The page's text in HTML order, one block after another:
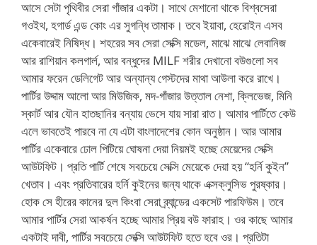
আসে সেটা পৃথিবীর সেরা গাঁজার একটা। সাথে মেশানো থাকে বিশ্বসেরা
গওইথ, হগার্ড এন্ড কোং এর সুগন্ধি তামাক। তবে ইয়াবা, হেরোইন এসব
একেবারেই নিষিদ্ধ। শহরের সব সেরা সেক্সি মডেল, মাঝে মাঝে লেবানিজ
আর রাশিয়ান কলগার্ল, আর বন্ধুদের MILF শরীর দেখানো বউগুলো সব
আমার ফরেন ডেলিগেট আর অন্যান্য গেস্টদের মাথা আউলা করে রাখে।
পার্টির উদ্দাম আলো আর মিউজিক, মদ-গাঁজার উত্তাল নেশা, ক্লিভেজ, মিনি
স্কার্ট আর যৌন হাতছানির বন্যায় ভেসে যায় সারা রাত। আমার পার্টিতে কেউ
এলে ভাবতেই পারবে না যে এটা বাংলাদেশের কোন অনুষ্ঠান। আর আমার
পার্টির একেবারে ঢোল পিটিয়ে ঘোষনা দেয়া নিয়মই হচ্ছে মেয়েদের সেক্সি
আউটফিট। প্রতি পার্টি শেষে সবচেয়ে সেক্সি মেয়েকে দেয়া হয় “হর্নি কুইন”
খেতাব। এবং প্রতিবারের হর্নি কুইনের জন্য থাকে এক্সক্লুসিভ পুরষ্কার।
হোক সে হীরের কানের দুল কিংবা সেরা ব্র্যান্ডের একসেট পারফিউম। তবে
আমার পার্টির সেরা আকর্ষন হচ্ছে আমার প্রিয় বউ ফারাহ। ওর কাছে আমার
একটাই দাবী, পার্টির সবচেয়ে সেক্সি আউটফিট হতে হবে ওর। প্রতিটা